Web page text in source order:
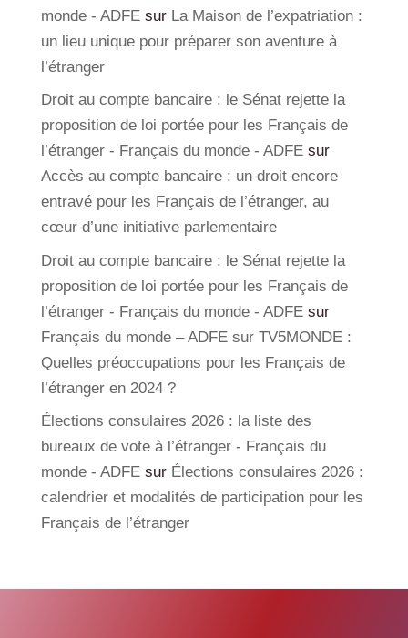
monde - ADFEsur La Maison de l’expatriation :
un lieu unique pour préparer son aventure à
l’étranger
Droit au compte bancaire : le Sénat rejette la
proposition de loi portée pour les Français de
l’étranger - Français du monde - ADFEsur
Accès au compte bancaire : un droit encore
entravé pour les Français de l’étranger, au
cœur d’une initiative parlementaire
Droit au compte bancaire : le Sénat rejette la
proposition de loi portée pour les Français de
l’étranger - Français du monde - ADFEsur
Français du monde – ADFE sur TV5MONDE :
Quelles préoccupations pour les Français de
l’étranger en 2024 ?
Élections consulaires 2026 : la liste des
bureaux de vote à l’étranger - Français du
monde - ADFEsur Élections consulaires 2026 :
calendrier et modalités de participation pour les
Français de l’étranger